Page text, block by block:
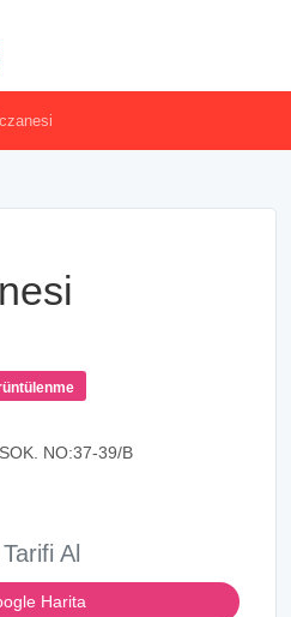
NO:37-39/B
Al
Harita